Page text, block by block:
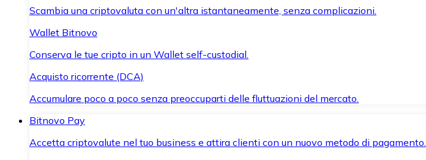
Scambia una criptovaluta con un'altra istantaneamente, senza complicazioni.
Wallet Bitnovo
Conserva le tue cripto in un Wallet self-custodial.
Acquisto ricorrente (DCA)
Accumulare poco a poco senza preoccuparti delle fluttuazioni del mercato.
Bitnovo Pay
Accetta criptovalute nel tuo business e attira clienti con un nuovo metodo di pagamento.